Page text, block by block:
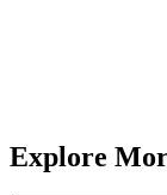
Explore